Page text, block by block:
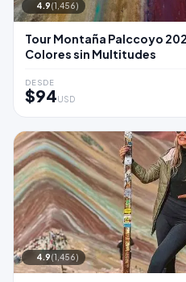
4.9(1,456)
Tour Montaña Palccoyo
Colores sin Multitudes
DESDE
$94USD
4.9(1,456)